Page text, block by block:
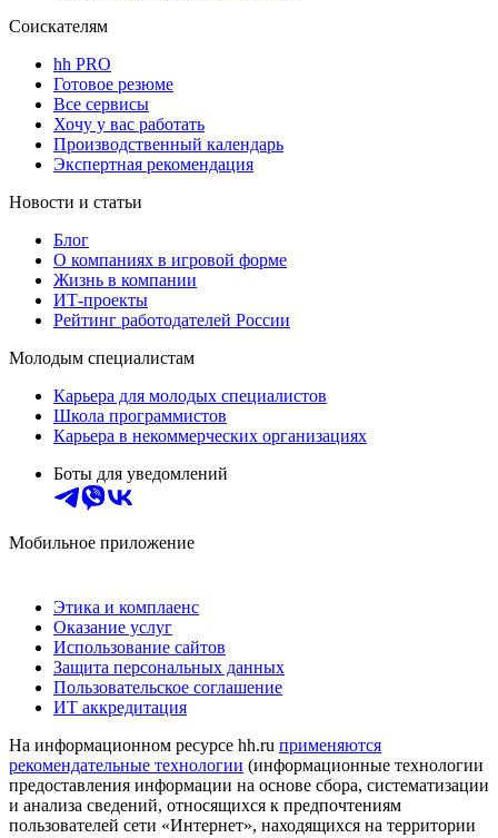
Соискателям
hh PRO
Готовое резюме
Все сервисы
Хочу у вас работать
Производственный календарь
Экспертная рекомендация
Новости и статьи
Блог
О компаниях в игровой форме
Жизнь в компании
ИТ-проекты
Рейтинг работодателей России
Молодым специалистам
Карьера для молодых специалистов
Школа программистов
Карьера в некоммерческих организациях
Боты для уведомлений
Мобильное приложение
Этика и комплаенс
Оказание услуг
Использование сайтов
Защита персональных данных
Пользовательское соглашение
ИТ аккредитация
На информационном ресурсе hh.ru применяются
рекомендательные технологии (информационные технологии
предоставления информации на основе сбора, систематизации
и анализа сведений, относящихся к предпочтениям
пользователей сети «Интернет», находящихся на территории